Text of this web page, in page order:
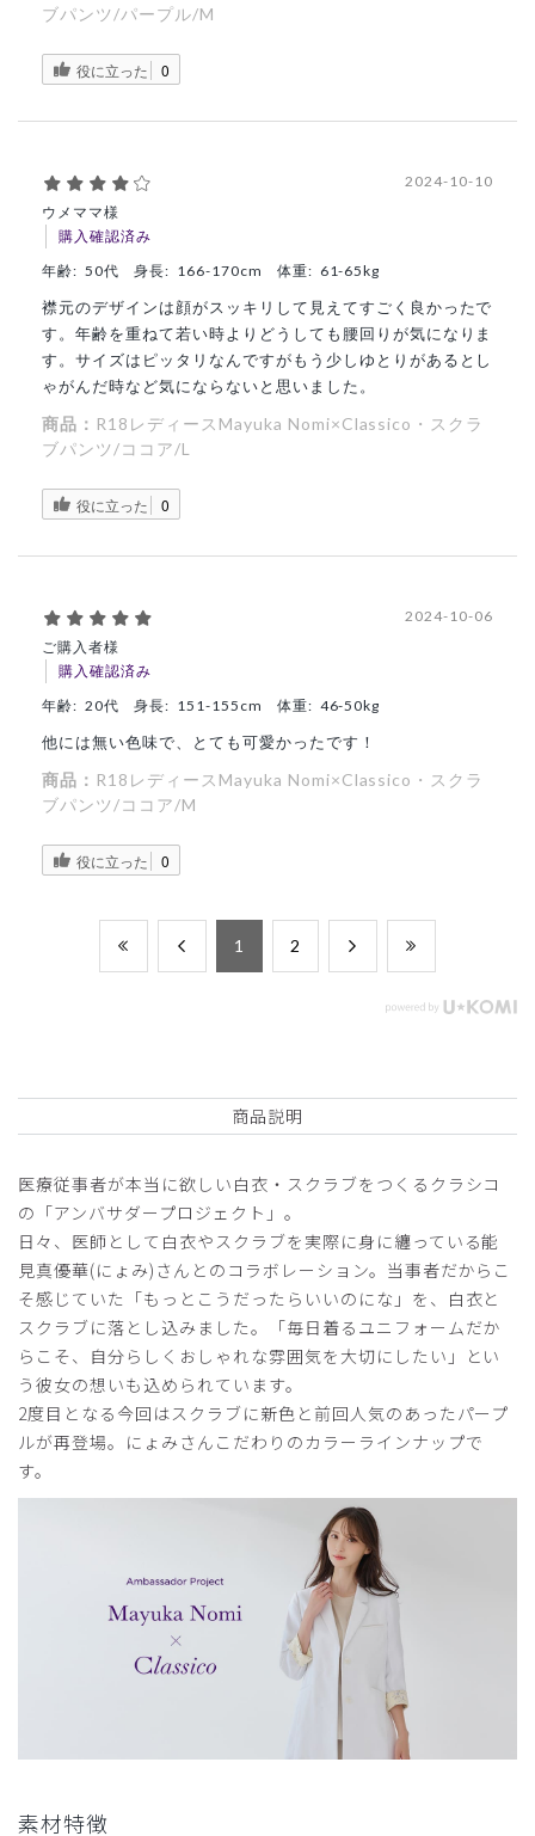
ブパンツ/パープル/M
役に立った 0
ウメママ様
購入確認済み
2024-10-10
年齢: 50代 身長: 166-170cm 体重: 61-65kg
襟元のデザインは顔がスッキリして見えてすごく良かったで
す。年齢を重ねて若い時よりどうしても腰回りが気になりま
す。サイズはピッタリなんですがもう少しゆとりがあるとし
ゃがんだ時など気にならないと思いました。
商品： R18レディースMayuka Nomi×Classico・スクラ
ブパンツ/ココア/L
役に立った 0
ご購入者様
購入確認済み
2024-10-06
年齢: 20代 身長: 151-155cm 体重: 46-50kg
他には無い色味で、とても可愛かったです！
商品： R18レディースMayuka Nomi×Classico・スクラ
ブパンツ/ココア/M
役に立った 0
​1 ​2
商品説明
医療従事者が本当に欲しい白衣・スクラブをつくるクラシコ
の「アンバサダープロジェクト」。
日々、医師として白衣やスクラブを実際に身に纏っている能
見真優華(にょみ)さんとのコラボレーション。当事者だからこ
そ感じていた「もっとこうだったらいいのにな」を、白衣と
スクラブに落とし込みました。「毎日着るユニフォームだか
らこそ、自分らしくおしゃれな雰囲気を大切にしたい」とい
う彼女の想いも込められています。
2度目となる今回はスクラブに新色と前回人気のあったパープ
ルが再登場。にょみさんこだわりのカラーラインナップで
す。
素材特徴